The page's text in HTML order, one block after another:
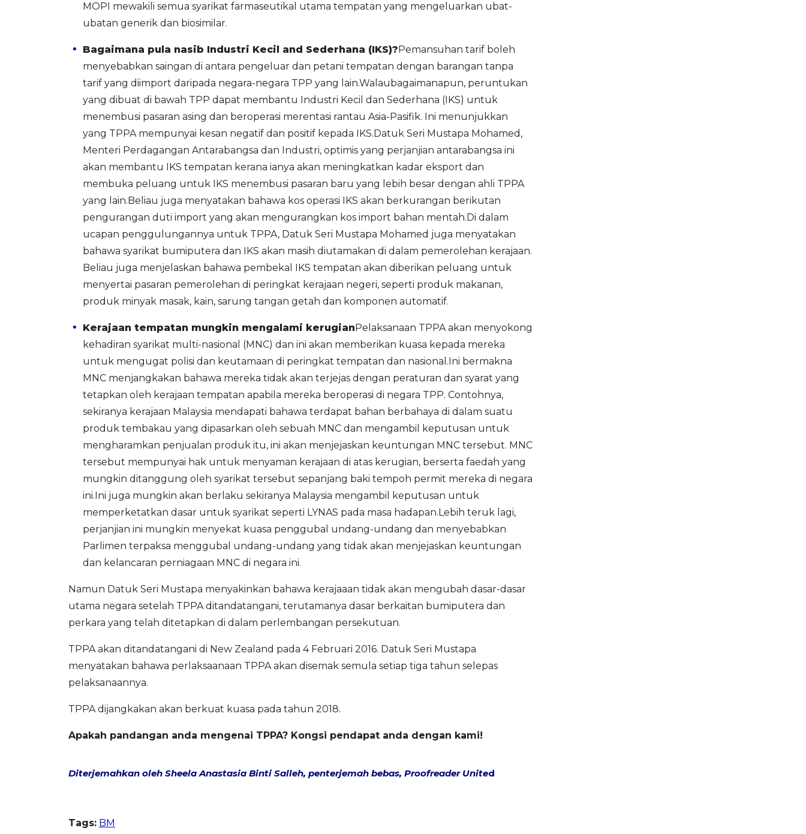
MOPI mewakili semua syarikat farmaseutikal utama tempatan yang mengeluarkan ubat-
ubatan generik dan biosimilar.
Bagaimana pula nasib Industri Kecil and Sederhana (IKS)?Pemansuhan tarif boleh
menyebabkan saingan di antara pengeluar dan petani tempatan dengan barangan tanpa
tarif yang diimport daripada negara-negara TPP yang lain.Walaubagaimanapun, peruntukan
yang dibuat di bawah TPP dapat membantu Industri Kecil dan Sederhana (IKS) untuk
menembusi pasaran asing dan beroperasi merentasi rantau Asia-Pasifik. Ini menunjukkan
yang TPPA mempunyai kesan negatif dan positif kepada IKS.Datuk Seri Mustapa Mohamed,
Menteri Perdagangan Antarabangsa dan Industri, optimis yang perjanjian antarabangsa ini
akan membantu IKS tempatan kerana ianya akan meningkatkan kadar eksport dan
membuka peluang untuk IKS menembusi pasaran baru yang lebih besar dengan ahli TPPA
yang lain.Beliau juga menyatakan bahawa kos operasi IKS akan berkurangan berikutan
pengurangan duti import yang akan mengurangkan kos import bahan mentah.Di dalam
ucapan penggulungannya untuk TPPA, Datuk Seri Mustapa Mohamed juga menyatakan
bahawa syarikat bumiputera dan IKS akan masih diutamakan di dalam pemerolehan kerajaan.
Beliau juga menjelaskan bahawa pembekal IKS tempatan akan diberikan peluang untuk
menyertai pasaran pemerolehan di peringkat kerajaan negeri, seperti produk makanan,
produk minyak masak, kain, sarung tangan getah dan komponen automatif.
Kerajaan tempatan mungkin mengalami kerugianPelaksanaan TPPA akan menyokong
kehadiran syarikat multi-nasional (MNC) dan ini akan memberikan kuasa kepada mereka
untuk mengugat polisi dan keutamaan di peringkat tempatan dan nasional.Ini bermakna
MNC menjangkakan bahawa mereka tidak akan terjejas dengan peraturan dan syarat yang
tetapkan oleh kerajaan tempatan apabila mereka beroperasi di negara TPP. Contohnya,
sekiranya kerajaan Malaysia mendapati bahawa terdapat bahan berbahaya di dalam suatu
produk tembakau yang dipasarkan oleh sebuah MNC dan mengambil keputusan untuk
mengharamkan penjualan produk itu, ini akan menjejaskan keuntungan MNC tersebut. MNC
tersebut mempunyai hak untuk menyaman kerajaan di atas kerugian, berserta faedah yang
mungkin ditanggung oleh syarikat tersebut sepanjang baki tempoh permit mereka di negara
ini.Ini juga mungkin akan berlaku sekiranya Malaysia mengambil keputusan untuk
memperketatkan dasar untuk syarikat seperti LYNAS pada masa hadapan.Lebih teruk lagi,
perjanjian ini mungkin menyekat kuasa penggubal undang-undang dan menyebabkan
Parlimen terpaksa menggubal undang-undang yang tidak akan menjejaskan keuntungan
dan kelancaran perniagaan MNC di negara ini.
Namun Datuk Seri Mustapa menyakinkan bahawa kerajaaan tidak akan mengubah dasar-dasar
utama negara setelah TPPA ditandatangani, terutamanya dasar berkaitan bumiputera dan
perkara yang telah ditetapkan di dalam perlembangan persekutuan.
TPPA akan ditandatangani di New Zealand pada 4 Februari 2016. Datuk Seri Mustapa
menyatakan bahawa perlaksaanaan TPPA akan disemak semula setiap tiga tahun selepas
pelaksanaannya.
TPPA dijangkakan akan berkuat kuasa pada tahun 2018.
Apakah pandangan anda mengenai TPPA? Kongsi pendapat anda dengan kami!
Diterjemahkan oleh Sheela Anastasia Binti Salleh, penterjemah bebas, Proofreader United
Tags: BM